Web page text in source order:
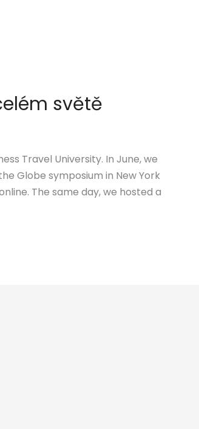
světě
Travel University. In June, we
Globe symposium in New York
The same day, we hosted a